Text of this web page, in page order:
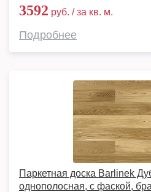
3592 руб. / за кв. м.
Подробнее
Паркетная доска Barlinek
однополосная, с фаской,